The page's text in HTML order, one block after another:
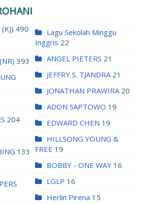
490
393
204
133
Lagu Sekolah Minggu
Inggris 22
ANGEL PIETERS 21
JEFFRY S. TJANDRA 21
JONATHAN PRAWIRA 20
ADON SAPTOWO 19
EDWARD CHEN 19
HILLSONG YOUNG &
FREE 19
BOBBY - ONE WAY 16
LGLP 16
Herlin Pirena 15